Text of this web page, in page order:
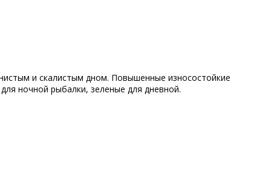
и скалистым дном. Повышенные износостойкие
ночной рыбалки, зеленые для дневной.